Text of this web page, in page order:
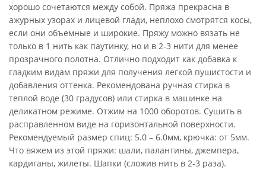
хорошо сочетаются между собой. Пряжа прекрасна в
ажурных узорах и лицевой глади, неплохо смотрятся косы,
если они объемные и широкие. Пряжу можно вязать не
только в 1 нить как паутинку, но и в 2-3 нити для менее
прозрачного полотна. Отлично подходит как добавка к
гладким видам пряжи для получения легкой пушистости и
добавления оттенка. Рекомендована ручная стирка в
теплой воде (30 градусов) или стирка в машинке на
деликатном режиме. Отжим на 1000 оборотов. Сушить в
расправленном виде на горизонтальной поверхности.
Рекомендуемый размер спиц: 5.0 – 6.0мм, крючка: от 5мм.
Что вяжем из этой пряжи: шали, палантины, джемпера,
кардиганы, жилеты. Шапки (сложив нить в 2-3 раза).